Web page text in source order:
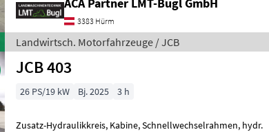
3383 Hürm
Landwirtsch. Motorfahrzeuge / JCB
JCB 403
26 PS/19 kW Bj. 2025 3 h
Zusatz-Hydraulikkreis, Kabine, Schnellwechselrahmen, hydr.